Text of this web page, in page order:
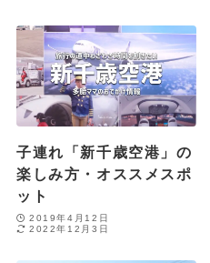
子連れ「新千歳空港」の
楽しみ方・オススメスポ
ット
2019年4月12日
2022年12月3日